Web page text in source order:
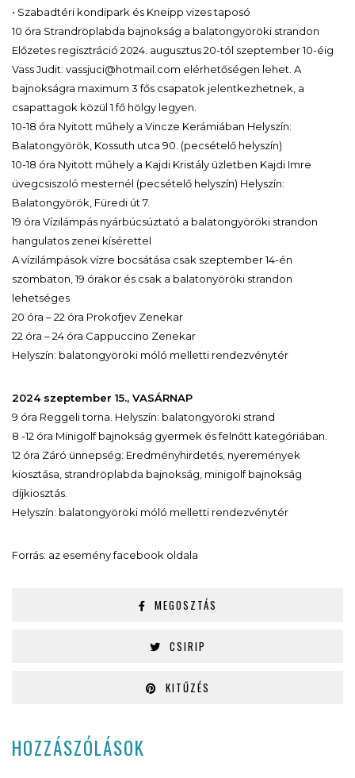
• Szabadtéri kondipark és Kneipp vizes taposó
10 óra Strandröplabda bajnokság a balatongyöröki strandon
Előzetes regisztráció 2024. augusztus 20-tól szeptember 10-éig
Vass Judit: vassjuci@hotmail.com elérhetőségen lehet. A
bajnokságra maximum 3 fős csapatok jelentkezhetnek, a
csapattagok közül 1 fő hölgy legyen.
10-18 óra Nyitott műhely a Vincze Kerámiában Helyszín:
Balatongyörök, Kossuth utca 90. (pecsételő helyszín)
10-18 óra Nyitott műhely a Kajdi Kristály üzletben Kajdi Imre
üvegcsiszoló mesternél (pecsételő helyszín) Helyszín:
Balatongyörök, Füredi út 7.
19 óra Vízilámpás nyárbúcsúztató a balatongyöröki strandon
hangulatos zenei kísérettel
A vízilámpások vízre bocsátása csak szeptember 14-én
szombaton, 19 órakor és csak a balatonyöröki strandon
lehetséges
20 óra – 22 óra Prokofjev Zenekar
22 óra – 24 óra Cappuccino Zenekar
Helyszín: balatongyöröki móló melletti rendezvénytér
2024 szeptember 15., VASÁRNAP
9 óra Reggeli torna. Helyszín: balatongyöröki strand
8 -12 óra Minigolf bajnokság gyermek és felnőtt kategóriában.
12 óra Záró ünnepség: Eredményhirdetés, nyeremények
kiosztása, strandröplabda bajnokság, minigolf bajnokság
díjkiosztás.
Helyszín: balatongyöröki móló melletti rendezvénytér
Forrás: az esemény facebook oldala
MEGOSZTÁS
CSIRIP
KITŰZÉS
HOZZÁSZÓLÁSOK